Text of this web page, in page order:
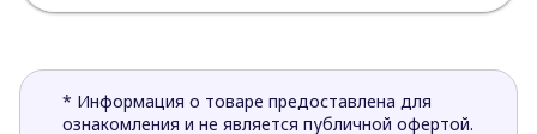
* Информация о товаре предоставлена для
ознакомления и не является публичной офертой.